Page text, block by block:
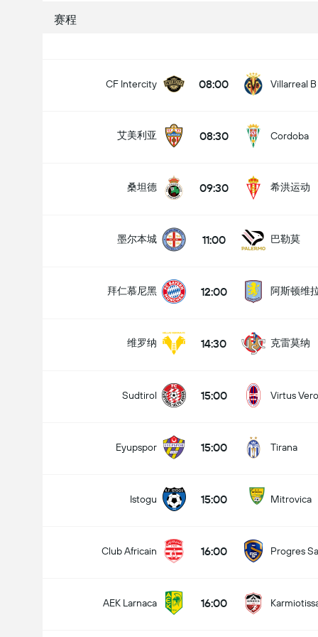
赛程
CF Intercity 08:00 Villarreal B
艾美利亚 08:30 Cordoba
桑坦德 09:30 希洪运动
墨尔本城 11:00 巴勒莫
拜仁慕尼黑 12:00 阿斯顿维
维罗纳 14:30 克雷莫纳
Sudtirol 15:00 Virtus
Eyupspor 15:00 Tirana
Istogu 15:00 Mitrovica
Club Africain 16:00 Progres
AEK Larnaca 16:00